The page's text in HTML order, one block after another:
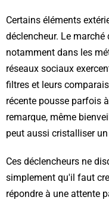
Certains éléments
déclencheur. Le
notamment dans les
réseaux sociaux
filtres et leurs
récente pousse parfois
remarque, même
peut aussi cristalliser
Ces déclencheurs ne
simplement qu'il faut
répondre à une attente